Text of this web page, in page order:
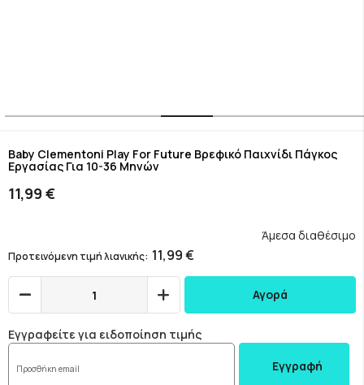
to
the
beginning
gallery
Baby Clementoni Play For Future Βρεφικό Παιχνίδι Πάγκος
Εργασίας Για 10-36 Μηνών
11,99 €
Προτεινόμενη τιμή λιανικής 11,99 €
Άμεσα διαθέσιμο
Αγορά
Εγγραφείτε για ειδοποίηση τιμής
Εγγραφή